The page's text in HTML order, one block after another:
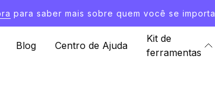
para saber mais sobre quem você se importa
Blog Centro de Ajuda
Kit de
ferramentas